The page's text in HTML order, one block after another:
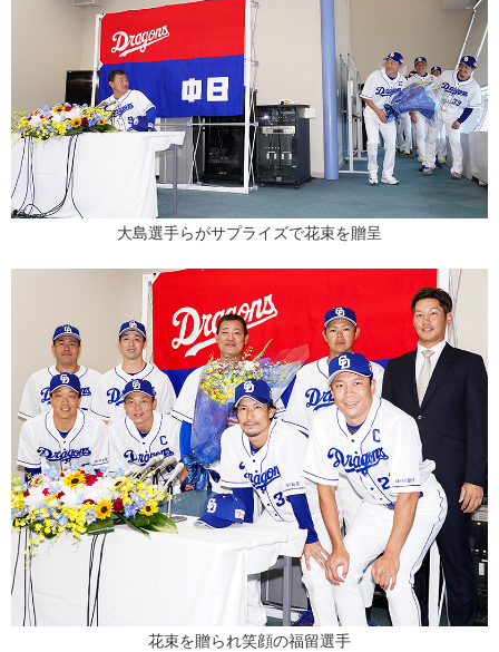
大島選手らがサプライズで花束を贈呈
花束を贈られ笑顔の福留選手